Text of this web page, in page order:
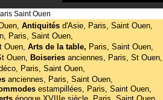
Saint Ouen
Antiquités d'Asie, Paris, Saint Ouen,
Paris, Saint Ouen,
Ouen, Arts de la table, Paris, Saint Ouen,
Ouen, Boiseries anciennes, Paris, St Ouen,
Paris, Saint Ouen,
anciennes, Paris, Saint Ouen,
estampillées, Paris, Saint Ouen,